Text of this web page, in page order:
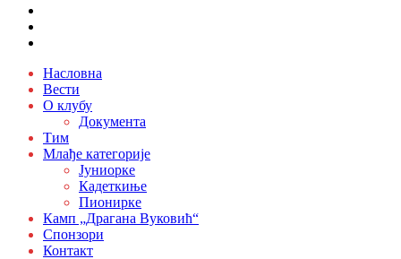
Насловна
Вести
О клубу
Документа
Тим
Млађе категорије
Јуниорке
Кадеткиње
Пионирке
Камп „Драгана Вуковић“
Спонзори
Контакт